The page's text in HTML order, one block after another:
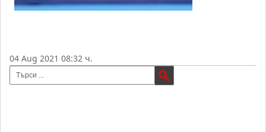
04 Aug 2021 08:32 ч.